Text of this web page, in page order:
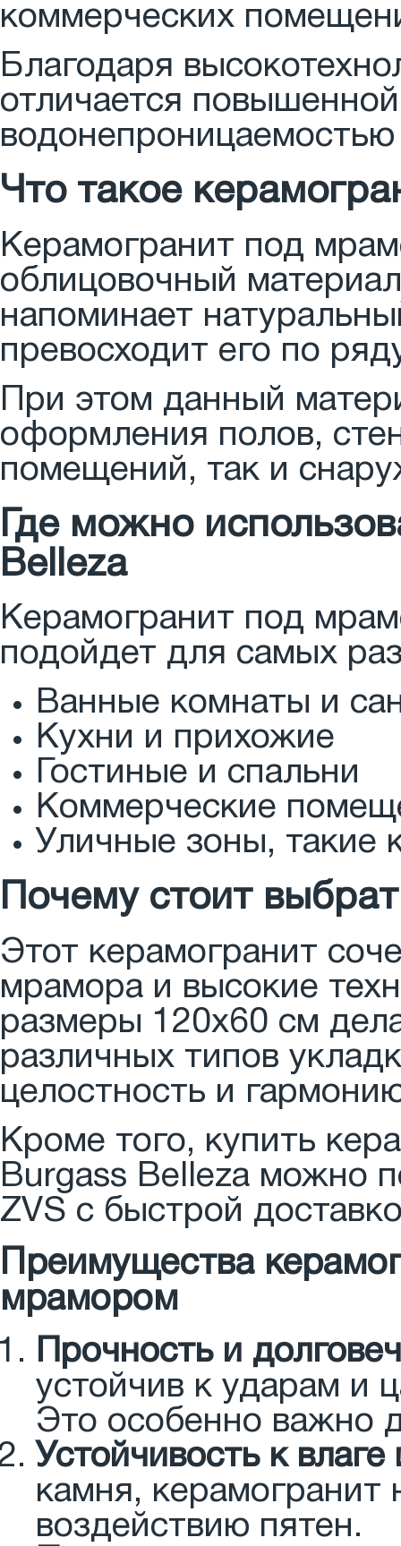
коммерческих
Благодаря
отличается
Что такое
Керамогранит под
облицовочный
напоминает
превосходит его по
При этом данный
оформления полов,
помещений, так и
Где можно
Belleza
Керамогранит под
подойдет для самых
Ванные комнаты и
Кухни и прихожие
Гостиные и спальни
Коммерческие
Уличные зоны, такие
Почему стоит
Этот керамогранит
мрамора и высокие
размеры 120x60 см
различных типов
целостность и
Кроме того, купить
Burgass Belleza можно
ZVS с быстрой
Преимущества
мрамором
Прочность и
устойчив к ударам и
Это особенно важно
Устойчивость к
камня, керамогранит
воздействию пятен.